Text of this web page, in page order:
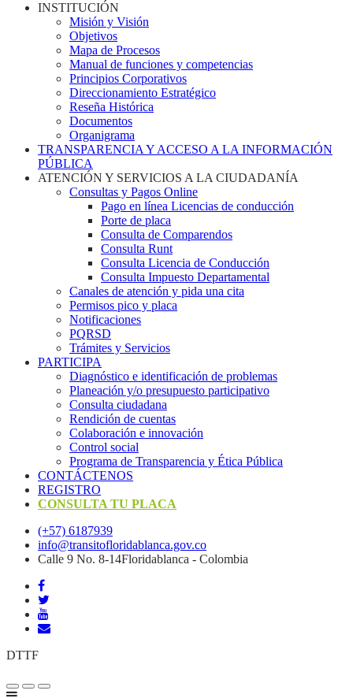
INSTITUCIÓN
Misión y Visión
Objetivos
Mapa de Procesos
Manual de funciones y competencias
Principios Corporativos
Direccionamiento Estratégico
Reseña Histórica
Documentos
Organigrama
TRANSPARENCIA Y ACCESO A LA INFORMACIÓN
PÚBLICA
ATENCIÓN Y SERVICIOS A LA CIUDADANÍA
Consultas y Pagos Online
Pago en línea Licencias de conducción
Porte de placa
Consulta de Comparendos
Consulta Runt
Consulta Licencia de Conducción
Consulta Impuesto Departamental
Canales de atención y pida una cita
Permisos pico y placa
Notificaciones
PQRSD
Trámites y Servicios
PARTICIPA
Diagnóstico e identificación de problemas
Planeación y/o presupuesto participativo​
Consulta ciudadana
Rendición de cuentas
Colaboración e innovación
Control social
Programa de Transparencia y Ética Pública
CONTÁCTENOS
REGISTRO
CONSULTA TU PLACA
(+57) 6187939
info@transitofloridablanca.gov.co
Calle 9 No. 8-14Floridablanca - Colombia
DTTF